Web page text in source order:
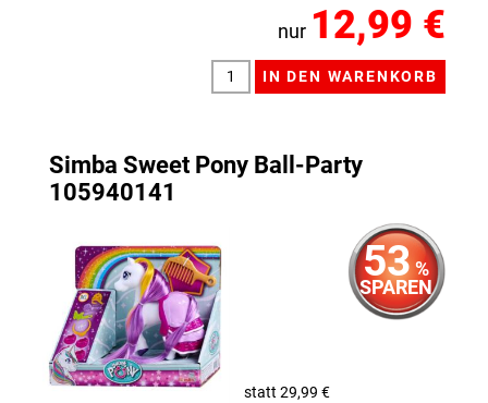
nur 12,99 €
Simba Sweet Pony Ball-Party
105940141
53 %
SPAREN
statt 29,99 €